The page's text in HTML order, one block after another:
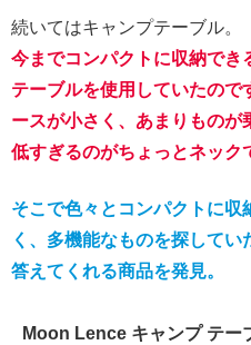
続いてはキャンプテーブル。
今までコンパクトに収納でき
テーブルを使用していたの
ースが小さく、あまりもの
低すぎるのがちょっとネック
そこで色々とコンパクトに収
く、多機能なものを探してい
答えてくれる商品を発見。
Moon Lence キャンプ テー